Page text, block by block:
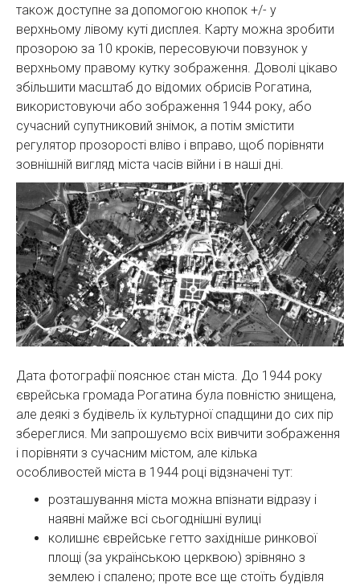
також доступне за допомогою кнопок +/- у
верхньому лівому куті дисплея. Карту можна зробити
прозорою за 10 кроків, пересовуючи повзунок у
верхньому правому кутку зображення. Доволі цікаво
збільшити масштаб до відомих обрисів Рогатина,
використовуючи або зображення 1944 року, або
сучасний супутниковий знімок, а потім змістити
регулятор прозорості вліво і вправо, щоб порівняти
зовнішній вигляд міста часів війни і в наші дні.
Дата фотографії пояснює стан міста. До 1944 року
єврейська громада Рогатина була повністю знищена,
але деякі з будівель їх культурної спадщини до сих пір
збереглися. Ми запрошуємо всіх вивчити зображення
і порівняти з сучасним містом, але кілька
особливостей міста в 1944 році відзначені тут:
розташування міста можна впізнати відразу і
наявні майже всі сьогоднішні вулиці
колишнє єврейське гетто західніше ринкової
площі (за українською церквою) зрівняно з
землею і спалено; проте все ще стоїть будівля